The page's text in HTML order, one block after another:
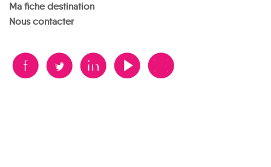
Ma fiche destination
Nous contacter
B A D F V